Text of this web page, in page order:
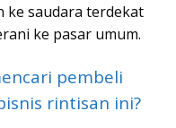
ke saudara terdekat
ke pasar umum.
pembeli
rintisan ini?